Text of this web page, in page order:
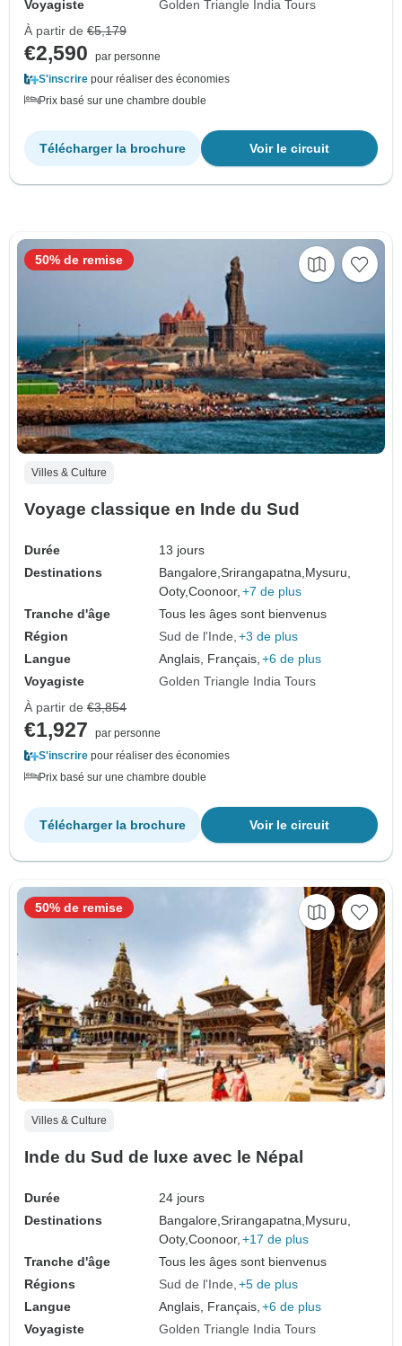
Voyagiste
Golden Triangle India Tours
À partir de €5,179
€2,590
par personne
S'inscrire pour réaliser des économies
Prix basé sur une chambre double
Voir le circuit
Télécharger la brochure
Villes & Culture
Voyage classique en Inde du Sud
Durée
13 jours
Destinations
Bangalore,Srirangapatna, Mysuru,
Ooty,Coonoor, +7 de plus
Tranche d'âge
Tous les âges sont bienvenus
Région
Sud de l'Inde +3 de plus
Langue
Anglais, Français, +6 de plus
Voyagiste
Golden Triangle India Tours
50% de remise
À partir de €3,854
€1,927
par personne
S'inscrire pour réaliser des économies
Prix basé sur une chambre double
Voir le circuit
Télécharger la brochure
Villes & Culture
Inde du Sud de luxe avec le Népal
Durée
24 jours
Destinations
Bangalore,Srirangapatna, Mysuru,
Ooty,Coonoor, +17 de plus
Tranche d'âge
Tous les âges sont bienvenus
Régions
Sud de l'Inde +5 de plus
Langue
Anglais, Français, +6 de plus
Voyagiste
Golden Triangle India Tours
50% de remise